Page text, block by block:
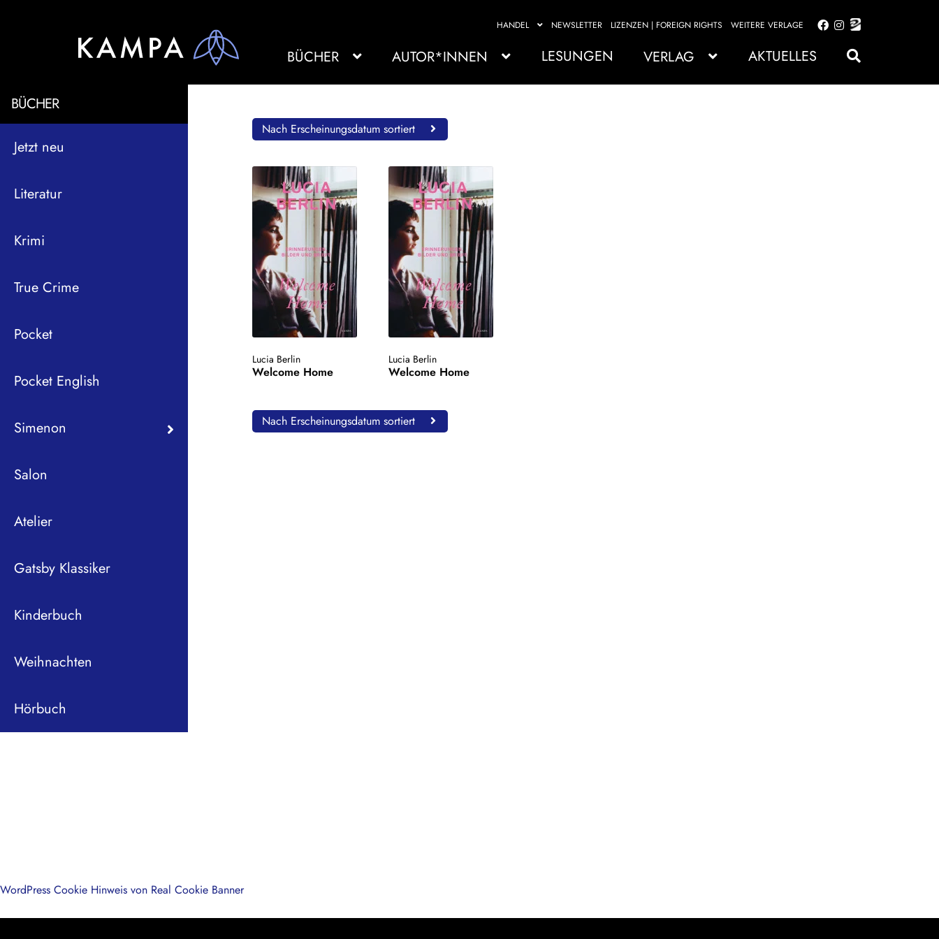
HANDEL NEWSLETTER LIZENZEN | FOREIGN RIGHTS WEITERE VERLAGE
Zur
springen
Zum
springen
BÜCHER AUTOR*INNEN LESUNGEN VERLAG AKTUELLES
BÜCHER
Jetzt neu
Literatur
Krimi
True Crime
Pocket
Pocket English
Simenon
Salon
Atelier
Gatsby Klassiker
Kinderbuch
Weihnachten
Hörbuch
Nach Erscheinungsdatum sortiert
Lucia Berlin
Welcome Home
Lucia Berlin
Welcome Home
Nach Erscheinungsdatum sortiert
WordPress Cookie Hinweis von Real Cookie Banner